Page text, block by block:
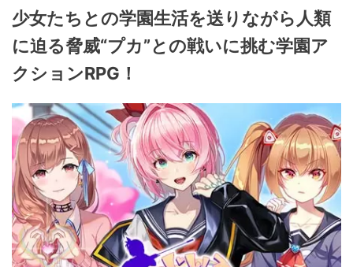
少女たちとの学園生活を送りながら人類
に迫る脅威“プカ”との戦いに挑む学園ア
クションRPG！